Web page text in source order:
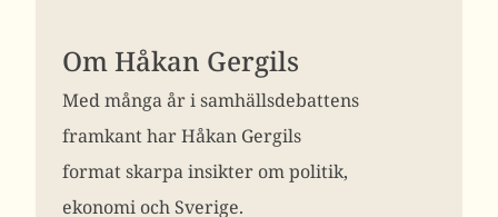
Om Håkan Gergils
Med många år i samhällsdebattens
framkant har Håkan Gergils
format skarpa insikter om politik,
ekonomi och Sverige.